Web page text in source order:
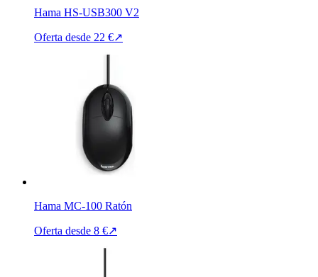
Hama HS-USB300 V2
Oferta desde 22 €↗
Hama MC-100 Ratón
Oferta desde 8 €↗